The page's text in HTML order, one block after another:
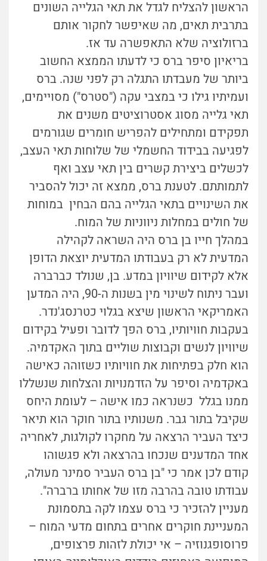
הראשון להצליח לגדל את תאי הגלייה השונים
בתרבית תאים, מה שאיפשר לחקור אותם
ברזולוציה שלא התאפשרה עד אז.
בריאיון סיפר ברס כי לדעתו הממצא החשוב
ביותר של מעבדתו התגלה רק לפני שנה. ברס
ועמיתיו גילו כי במצבי עקה ("סטרס") מסויימים,
תאי גלייה מסוג אסטרוציטים משנים את
תפקידם ומתחילים להפריש חומרים שגורמים
לפגיעה בבידוד החשמלי של שלוחות תאי העצב,
לכשלים ביצירת קשרים בין תאי עצב ואף
לתמותתם. לטענת ברס, ממצא זה יכול להסביר
את השינויים בתאי הגלייה בהם הבחין במוחות
של חולים במחלות ניווניות של המוח.
במהלך חייו בן ברס היה השראה לקהילה
המדעית לא רק בעבודתו המדעית יוצאת הדופן
אלא לקידום שיוויון במדע. בן, שנולד כברברה
ועבר ניתוח לשינוי מין בשנות ה-90, היה המדען
האמריקאי הראשון שיצא בגלוי כטרנסג'נדר.
בעקבות חוויותיו, ברס הפך לדובר ופעיל בקידום
שיוויון לנשים וקבוצות שוליים בתוך האקדמיה.
הוא חלק בפתיחות את חוויותיו כשזוהה כאישה
באקדמיה וסיפר על הזדמנויות והצלחות שנשללו
ממנו בגלל כשנראה כמו אישה – לעומת היחס
שקיבל בתור גבר. משנותיו בתור חוקר הוא תיאר
כיצד העביר הרצאה על מחקרו לקולגות, לאחריה
אחד המדענים שנכחו בהרצאה ולא פגשוהו
קודם לכן אמר כי "בן ברס העביר סמינר מעולה,
עבודתו טובה בהרבה מזו של אחותו ברברה".
מעניין להזכיר כי ברס עצמו לקה בתסמונת
המעניינת חוקרים אחרים בתחום מדעי המוח –
פרוסופגנוזיה – אי יכולת לזהות פרצופים,